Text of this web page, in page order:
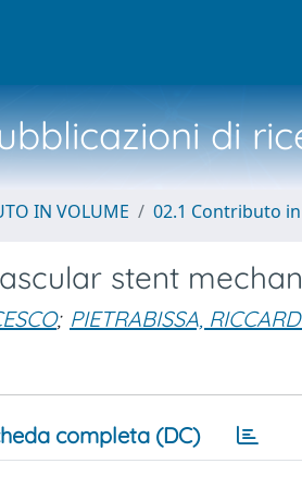
di
IN VOLUME 02.1 Contributo
stent
; PIETRABISSA,
completa (DC)